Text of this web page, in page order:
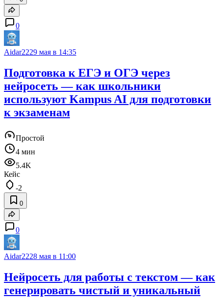
0
Aidar2229 мая в 14:35
Подготовка к ЕГЭ и ОГЭ через
нейросеть — как школьники
используют Kampus AI для подготовки
к экзаменам
Простой
4 мин
5.4K
Кейс
-2
0
0
Aidar2228 мая в 11:00
Нейросеть для работы с текстом — как
генерировать чистый и уникальный